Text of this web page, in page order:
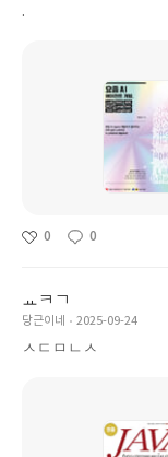
.
0 0
ㅛㅋㄱ
당근이네 2025-09-24
ㅅㄷㅁㄴㅅ